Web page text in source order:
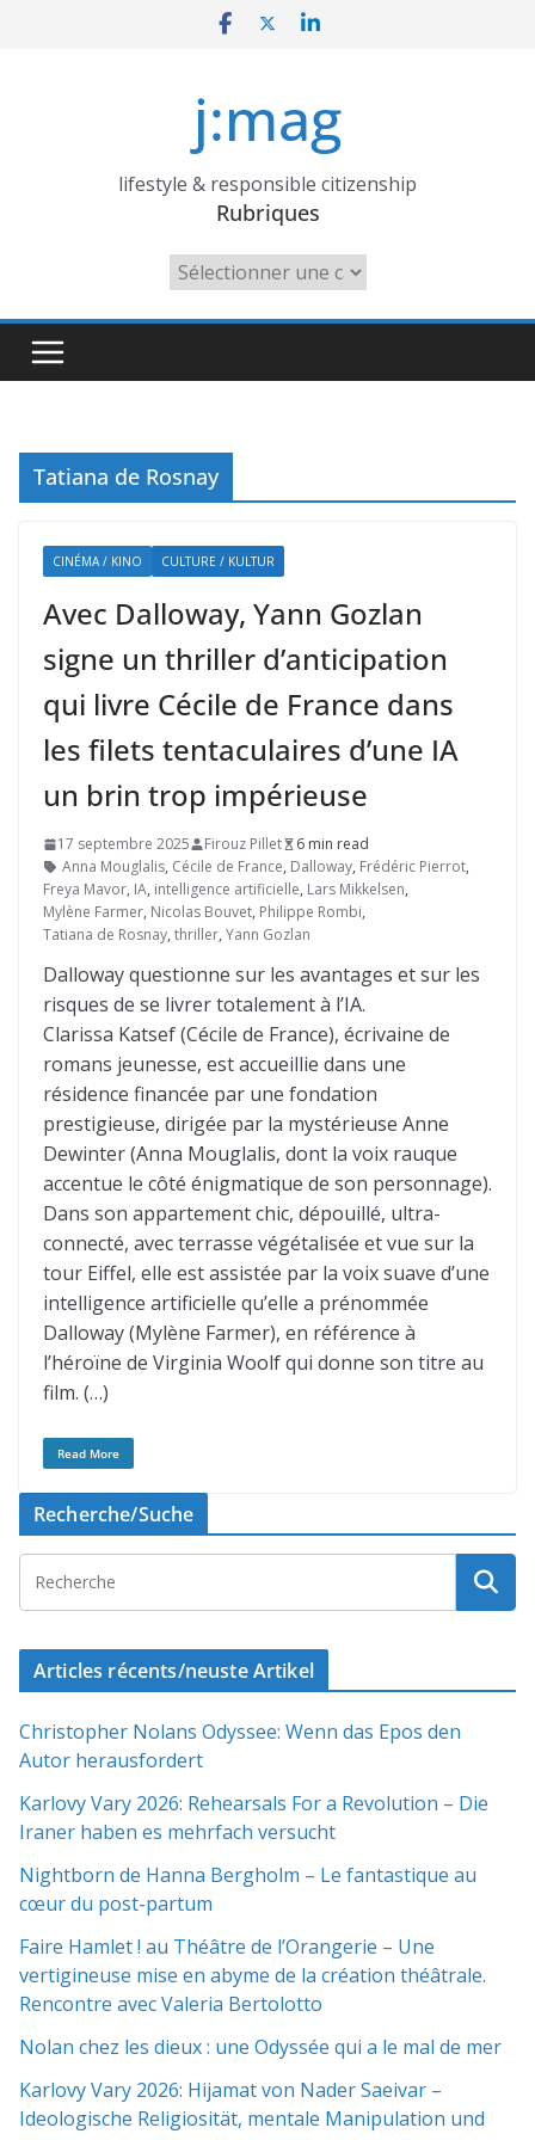
j:mag
lifestyle & responsible citizenship
Rubriques
Rubriques
Tatiana de Rosnay
CINÉMA / KINO CULTURE / KULTUR
Avec Dalloway, Yann Gozlan
signe un thriller d’anticipation
qui livre Cécile de France dans
les filets tentaculaires d’une IA
un brin trop impérieuse
17 septembre 2025 Firouz Pillet
6 min read
Anna Mouglalis, Cécile de France, Dalloway, Frédéric Pierrot,
Freya Mavor, IA, intelligence artificielle, Lars Mikkelsen,
Mylène Farmer, Nicolas Bouvet, Philippe Rombi,
Tatiana de Rosnay, thriller, Yann Gozlan
Dalloway questionne sur les avantages et sur les
risques de se livrer totalement à l’IA.
Clarissa Katsef (Cécile de France), écrivaine de
romans jeunesse, est accueillie dans une
résidence financée par une fondation
prestigieuse, dirigée par la mystérieuse Anne
Dewinter (Anna Mouglalis, dont la voix rauque
accentue le côté énigmatique de son personnage).
Dans son appartement chic, dépouillé, ultra-
connecté, avec terrasse végétalisée et vue sur la
tour Eiffel, elle est assistée par la voix suave d’une
intelligence artificielle qu’elle a prénommée
Dalloway (Mylène Farmer), en référence à
l’héroïne de Virginia Woolf qui donne son titre au
film. (…)
Read More
Recherche/Suche
Articles récents/neuste Artikel
Christopher Nolans Odyssee: Wenn das Epos den
Autor herausfordert
Karlovy Vary 2026: Rehearsals For a Revolution – Die
Iraner haben es mehrfach versucht
Nightborn de Hanna Bergholm – Le fantastique au
cœur du post-partum
Faire Hamlet ! au Théâtre de l’Orangerie – Une
vertigineuse mise en abyme de la création théâtrale.
Rencontre avec Valeria Bertolotto
Nolan chez les dieux : une Odyssée qui a le mal de mer
Karlovy Vary 2026: Hijamat von Nader Saeivar​​ –
Ideologische Religiosität, mentale Manipulation und